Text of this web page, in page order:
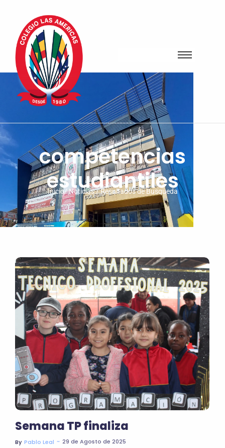
competencias
estudiantiles
Inicio/ Noticias / Resultados de Busqueda
Semana TP finaliza
By Pablo Leal ~ 29 de Agosto de 2025